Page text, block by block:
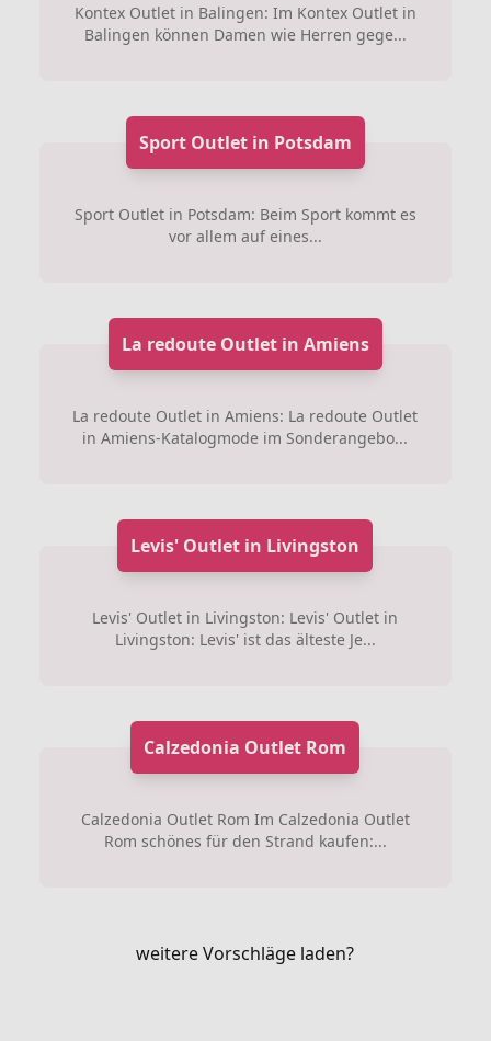
Kontex Outlet in Balingen: Im Kontex Outlet in
Balingen können Damen wie Herren gege...
Sport Outlet in Potsdam
Sport Outlet in Potsdam: Beim Sport kommt es
vor allem auf eines...
La redoute Outlet in Amiens
La redoute Outlet in Amiens: La redoute Outlet
in Amiens-Katalogmode im Sonderangebo...
Levis' Outlet in Livingston
Levis' Outlet in Livingston: Levis' Outlet in
Livingston: Levis' ist das älteste Je...
Calzedonia Outlet Rom
Calzedonia Outlet Rom Im Calzedonia Outlet
Rom schönes für den Strand kaufen:...
weitere Vorschläge laden?